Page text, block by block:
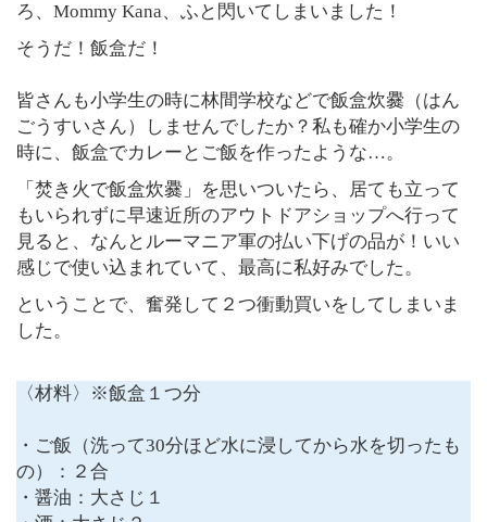
ろ、Mommy Kana、ふと閃いてしまいました！
そうだ！飯盒だ！
皆さんも小学生の時に林間学校などで飯盒炊爨（はん
ごうすいさん）しませんでしたか？私も確か小学生の
時に、飯盒でカレーとご飯を作ったような…。
「焚き火で飯盒炊爨」を思いついたら、居ても立って
もいられずに早速近所のアウトドアショップへ行って
見ると、なんとルーマニア軍の払い下げの品が！いい
感じで使い込まれていて、最高に私好みでした。
ということで、奮発して２つ衝動買いをしてしまいま
した。
〈材料〉※飯盒１つ分
・ご飯（洗って30分ほど水に浸してから水を切ったも
の）：２合
・醤油：大さじ１